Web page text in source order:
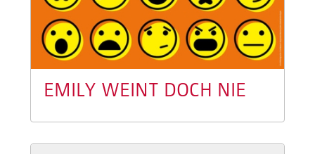
EMILY WEINT DOCH NIE